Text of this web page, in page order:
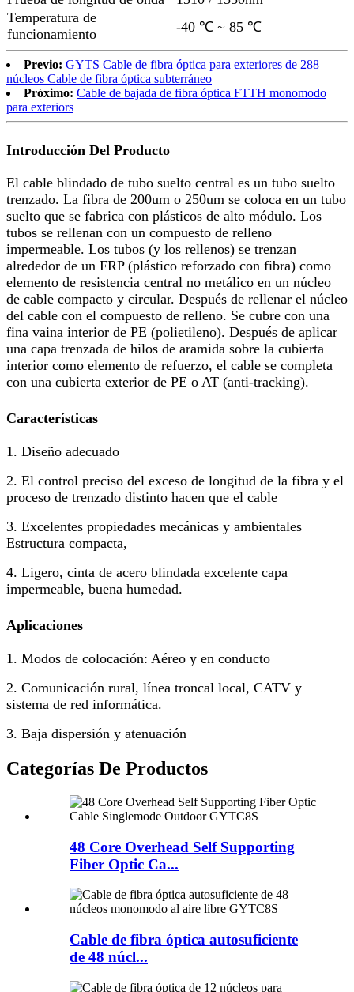
Temperatura de
funcionamiento
-40 ℃ ~ 85 ℃
Previo: GYTS Cable de fibra óptica para exteriores de 288
núcleos Cable de fibra óptica subterráneo
Próximo: Cable de bajada de fibra óptica FTTH monomodo
para exteriors
Introducción Del Producto
El cable blindado de tubo suelto central es un tubo suelto
trenzado. La fibra de 200um o 250um se coloca en un tubo
suelto que se fabrica con plásticos de alto módulo. Los
tubos se rellenan con un compuesto de relleno
impermeable. Los tubos (y los rellenos) se trenzan
alrededor de un FRP (plástico reforzado con fibra) como
elemento de resistencia central no metálico en un núcleo
de cable compacto y circular. Después de rellenar el núcleo
del cable con el compuesto de relleno. Se cubre con una
fina vaina interior de PE (polietileno). Después de aplicar
una capa trenzada de hilos de aramida sobre la cubierta
interior como elemento de refuerzo, el cable se completa
con una cubierta exterior de PE o AT (anti-tracking).
Características
1. Diseño adecuado
2. El control preciso del exceso de longitud de la fibra y el
proceso de trenzado distinto hacen que el cable
3. Excelentes propiedades mecánicas y ambientales
Estructura compacta,
4. Ligero, cinta de acero blindada excelente capa
impermeable, buena humedad.
Aplicaciones
1. Modos de colocación: Aéreo y en conducto
2. Comunicación rural, línea troncal local, CATV y
sistema de red informática.
3. Baja dispersión y atenuación
Categorías De Productos
48 Core Overhead Self Supporting
Fiber Optic Ca...
Cable de fibra óptica autosuficiente
de 48 núcl...